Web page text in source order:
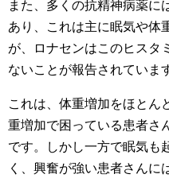
また、多くの抗精神病薬に
あり、これは主に眠気や体
が、ロナセンはこのヒスタ
ないことが報告されていま
これは、体重増加をほとん
重増加で困っている患者さ
です。しかし一方で眠気も
く、興奮が強い患者さんに